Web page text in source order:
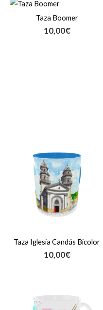
Taza Boomer
10,00€
Taza Iglesia Candás Bicolor
10,00€